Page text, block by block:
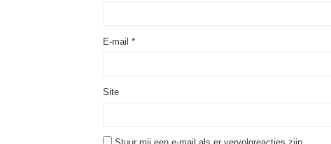
E-mail *
Site